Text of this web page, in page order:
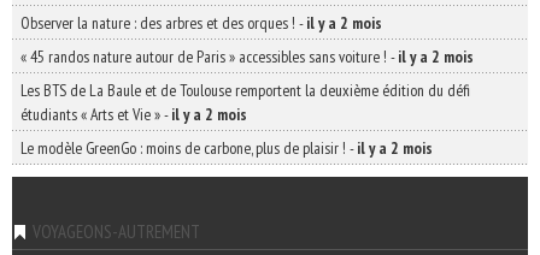
Observer la nature : des arbres et des orques ! -il y a 2 mois
« 45 randos nature autour de Paris » accessibles sans voiture ! -il y a 2 mois
Les BTS de La Baule et de Toulouse remportent la deuxième édition du défi
étudiants « Arts et Vie »-il y a 2 mois
Le modèle GreenGo : moins de carbone, plus de plaisir ! -il y a 2 mois
VOYAGEONS-AUTREMENT